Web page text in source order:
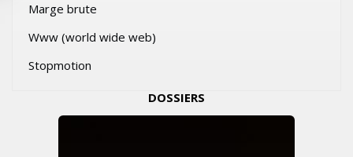
Marge brute
Www (world wide web)
Stopmotion
DOSSIERS